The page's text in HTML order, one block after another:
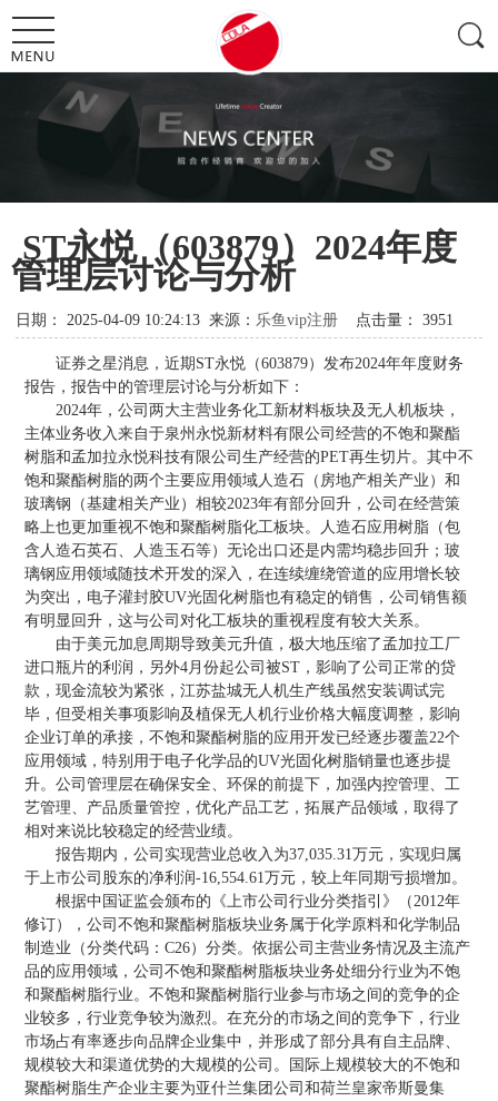
ST永悦（603879）2024年度
管理层讨论与分析
日期： 2025-04-09 10:24:13 来源： 乐鱼vip注册 点击量：3951
证券之星消息，近期ST永悦（603879）发布2024年年度财务
报告，报告中的管理层讨论与分析如下：
2024年，公司两大主营业务化工新材料板块及无人机板块，
主体业务收入来自于泉州永悦新材料有限公司经营的不饱和聚酯
树脂和孟加拉永悦科技有限公司生产经营的PET再生切片。其中不
饱和聚酯树脂的两个主要应用领域人造石（房地产相关产业）和
玻璃钢（基建相关产业）相较2023年有部分回升，公司在经营策
略上也更加重视不饱和聚酯树脂化工板块。人造石应用树脂（包
含人造石英石、人造玉石等）无论出口还是内需均稳步回升；玻
璃钢应用领域随技术开发的深入，在连续缠绕管道的应用增长较
为突出，电子灌封胶UV光固化树脂也有稳定的销售，公司销售额
有明显回升，这与公司对化工板块的重视程度有较大关系。
由于美元加息周期导致美元升值，极大地压缩了孟加拉工厂
进口瓶片的利润，另外4月份起公司被ST，影响了公司正常的贷
款，现金流较为紧张，江苏盐城无人机生产线虽然安装调试完
毕，但受相关事项影响及植保无人机行业价格大幅度调整，影响
企业订单的承接，不饱和聚酯树脂的应用开发已经逐步覆盖22个
应用领域，特别用于电子化学品的UV光固化树脂销量也逐步提
升。公司管理层在确保安全、环保的前提下，加强内控管理、工
艺管理、产品质量管控，优化产品工艺，拓展产品领域，取得了
相对来说比较稳定的经营业绩。
报告期内，公司实现营业总收入为37,035.31万元，实现归属
于上市公司股东的净利润-16,554.61万元，较上年同期亏损增加。
根据中国证监会颁布的《上市公司行业分类指引》（2012年
修订），公司不饱和聚酯树脂板块业务属于化学原料和化学制品
制造业（分类代码：C26）分类。依据公司主营业务情况及主流产
品的应用领域，公司不饱和聚酯树脂板块业务处细分行业为不饱
和聚酯树脂行业。不饱和聚酯树脂行业参与市场之间的竞争的企
业较多，行业竞争较为激烈。在充分的市场之间的竞争下，行业
市场占有率逐步向品牌企业集中，并形成了部分具有自主品牌、
规模较大和渠道优势的大规模的公司。国际上规模较大的不饱和
聚酯树脂生产企业主要为亚什兰集团公司和荷兰皇家帝斯曼集